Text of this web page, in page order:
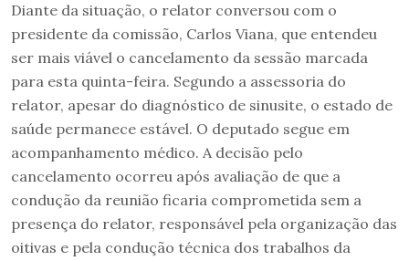
Diante da situação, o relator conversou com o
presidente da comissão, Carlos Viana, que entendeu
ser mais viável o cancelamento da sessão marcada
para esta quinta-feira. Segundo a assessoria do
relator, apesar do diagnóstico de sinusite, o estado de
saúde permanece estável. O deputado segue em
acompanhamento médico. A decisão pelo
cancelamento ocorreu após avaliação de que a
condução da reunião ficaria comprometida sem a
presença do relator, responsável pela organização das
oitivas e pela condução técnica dos trabalhos da